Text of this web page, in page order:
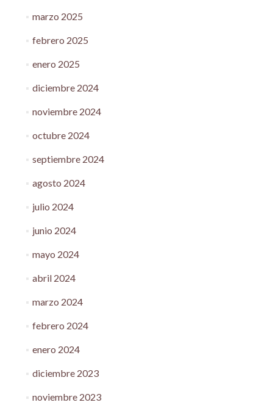
marzo 2025
febrero 2025
enero 2025
diciembre 2024
noviembre 2024
octubre 2024
septiembre 2024
agosto 2024
julio 2024
junio 2024
mayo 2024
abril 2024
marzo 2024
febrero 2024
enero 2024
diciembre 2023
noviembre 2023